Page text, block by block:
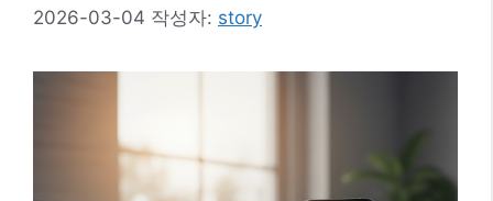
2026-03-04 작성자: story